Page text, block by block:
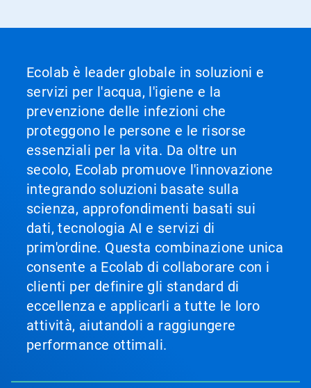
Ecolab è leader globale in soluzioni e
servizi per l'acqua, l'igiene e la
prevenzione delle infezioni che
proteggono le persone e le risorse
essenziali per la vita. Da oltre un
secolo, Ecolab promuove l'innovazione
integrando soluzioni basate sulla
scienza, approfondimenti basati sui
dati, tecnologia AI e servizi di
prim'ordine. Questa combinazione unica
consente a Ecolab di collaborare con i
clienti per definire gli standard di
eccellenza e applicarli a tutte le loro
attività, aiutandoli a raggiungere
performance ottimali.